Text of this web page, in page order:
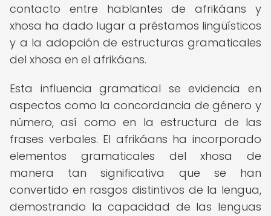
contacto entre hablantes de afrikáans y
xhosa ha dado lugar a préstamos lingüísticos
y a la adopción de estructuras gramaticales
del xhosa en el afrikáans.
Esta influencia gramatical se evidencia en
aspectos como la concordancia de género y
número, así como en la estructura de las
frases verbales. El afrikáans ha incorporado
elementos gramaticales del xhosa de
manera tan significativa que se han
convertido en rasgos distintivos de la lengua,
demostrando la capacidad de las lenguas